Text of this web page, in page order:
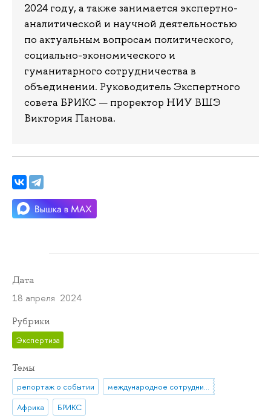
2024 году, а также занимается экспертно-
аналитической и научной деятельностью
по актуальным вопросам политического,
социально-экономического и
гуманитарного сотрудничества в
объединении. Руководитель Экспертного
совета БРИКС — проректор НИУ ВШЭ
Виктория Панова.
Дата
18 апреля 2024
Рубрики
Экспертиза
Темы
репортаж о событии
международное сотрудничество
Африка
БРИКС